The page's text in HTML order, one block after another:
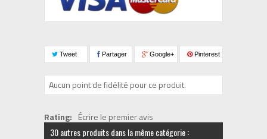
Tweet Partager Google+ Pinterest
Aucun point de fidélité pour ce produit.
Rating: Écrire le premier avis
30 autres produits dans la même catégorie :